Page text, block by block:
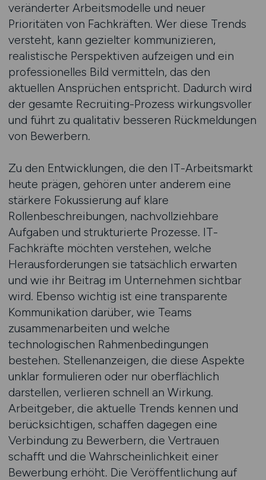
veränderter Arbeitsmodelle und neuer
Prioritäten von Fachkräften. Wer diese Trends
versteht, kann gezielter kommunizieren,
realistische Perspektiven aufzeigen und ein
professionelles Bild vermitteln, das den
aktuellen Ansprüchen entspricht. Dadurch wird
der gesamte Recruiting-Prozess wirkungsvoller
und führt zu qualitativ besseren Rückmeldungen
von Bewerbern.
Zu den Entwicklungen, die den IT-Arbeitsmarkt
heute prägen, gehören unter anderem eine
stärkere Fokussierung auf klare
Rollenbeschreibungen, nachvollziehbare
Aufgaben und strukturierte Prozesse. IT-
Fachkräfte möchten verstehen, welche
Herausforderungen sie tatsächlich erwarten
und wie ihr Beitrag im Unternehmen sichtbar
wird. Ebenso wichtig ist eine transparente
Kommunikation darüber, wie Teams
zusammenarbeiten und welche
technologischen Rahmenbedingungen
bestehen. Stellenanzeigen, die diese Aspekte
unklar formulieren oder nur oberflächlich
darstellen, verlieren schnell an Wirkung.
Arbeitgeber, die aktuelle Trends kennen und
berücksichtigen, schaffen dagegen eine
Verbindung zu Bewerbern, die Vertrauen
schafft und die Wahrscheinlichkeit einer
Bewerbung erhöht. Die Veröffentlichung auf